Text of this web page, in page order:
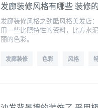
发廊装修风格有哪些 装修
发廊装修风格之劲酷风格美发店
用一些比照特性的资料，比方水
丽的色彩。
发廊装修 色彩 风格